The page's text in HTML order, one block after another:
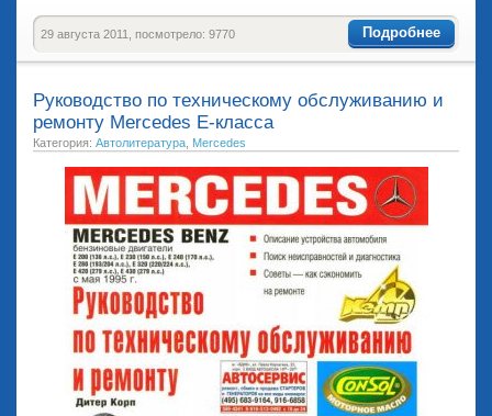
Подробнее
29 августа 2011, посмотрело: 9770
Руководство по техническому обслуживанию и
ремонту Mercedes Е-класса
Категория: Автолитература, Mercedes